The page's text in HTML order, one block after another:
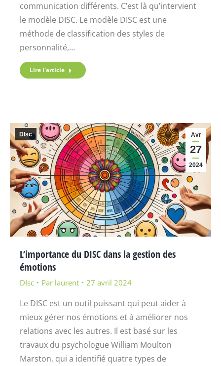
communication différents. C’est là qu’intervient
le modèle DISC. Le modèle DISC est une
méthode de classification des styles de
personnalité,…
Lire l'article
Avr
27
2024
DIsc
L’importance du DISC dans la gestion des
émotions
DIsc Par laurent 27 avril 2024
Le DISC est un outil puissant qui peut aider à
mieux gérer nos émotions et à améliorer nos
relations avec les autres. Il est basé sur les
travaux du psychologue William Moulton
Marston, qui a identifié quatre types de